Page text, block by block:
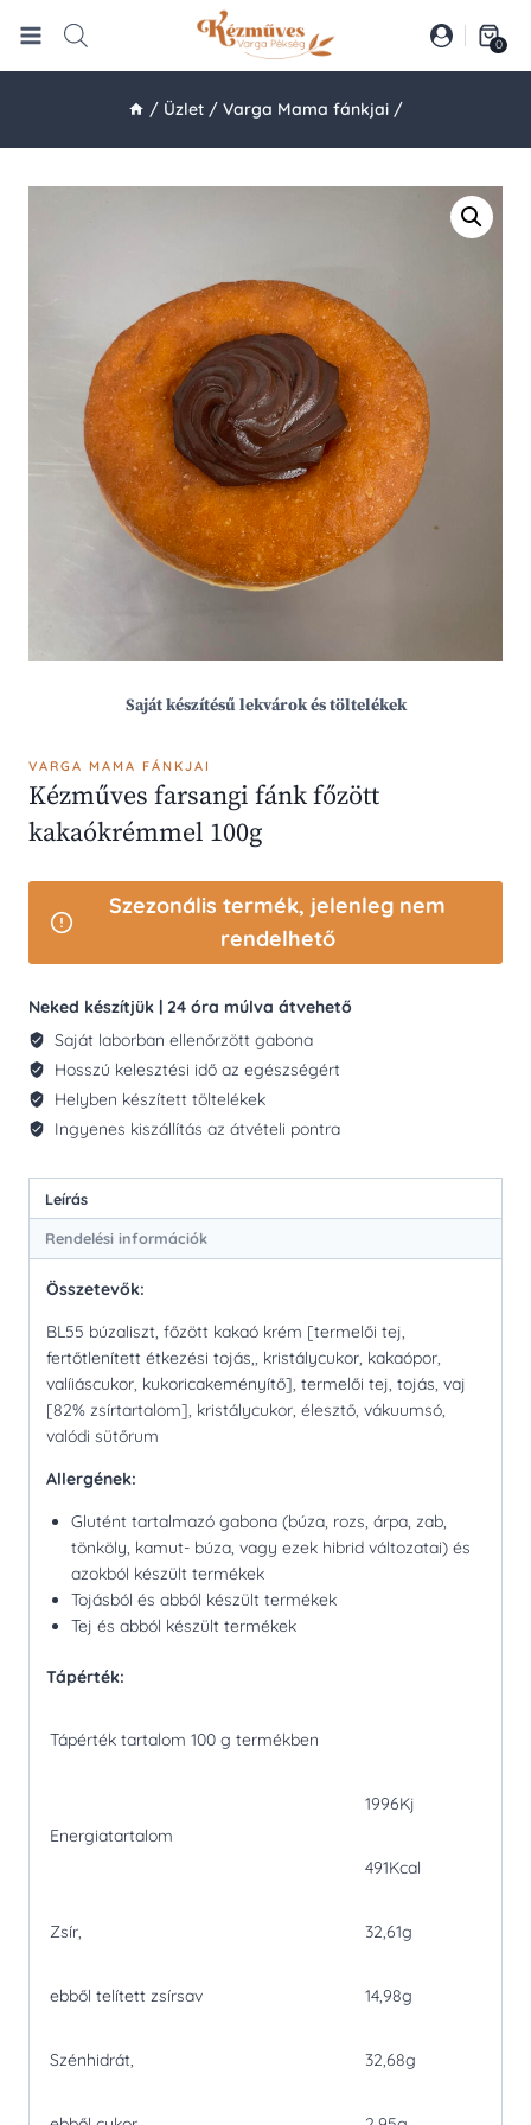
0
/ Üzlet / Varga Mama fánkjai /
Saját készítésű lekvárok és töltelékek
VARGA MAMA FÁNKJAI
Kézműves farsangi fánk főzött
kakaókrémmel 100g
Szezonális termék, jelenleg nem
rendelhető
Neked készítjük | 24 óra múlva átvehető
Saját laborban ellenőrzött gabona
Hosszú kelesztési idő az egészségért
Helyben készített töltelékek
Ingyenes kiszállítás az átvételi pontra
Leírás
Rendelési információk
Összetevők:
BL55 búzaliszt, főzött kakaó krém [termelői tej,
fertőtlenített étkezési tojás,, kristálycukor, kakaópor,
valíiáscukor, kukoricakeményítő], termelői tej, tojás, vaj
[82% zsírtartalom], kristálycukor, élesztő, vákuumsó,
valódi sütőrum
Allergének:
Glutént tartalmazó gabona (búza, rozs, árpa, zab,
tönköly, kamut- búza, vagy ezek hibrid változatai) és
azokból készült termékek
Tojásból és abból készült termékek
Tej és abból készült termékek
Tápérték:
Tápérték tartalom 100 g termékben
Energiatartalom
1996Kj
491Kcal
Zsír, 32,61g
ebből telített zsírsav 14,98g
Szénhidrát, 32,68g